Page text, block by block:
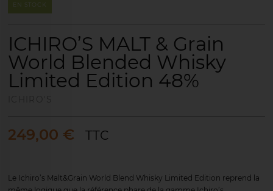
EN STOCK
ICHIRO’S MALT & Grain
World Blended Whisky
Limited Edition 48%
249,00 € TTC
Le Ichiro’s Malt&Grain World Blend Whisky Limited Edition reprend la